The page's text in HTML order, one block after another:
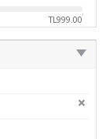
TL999.00